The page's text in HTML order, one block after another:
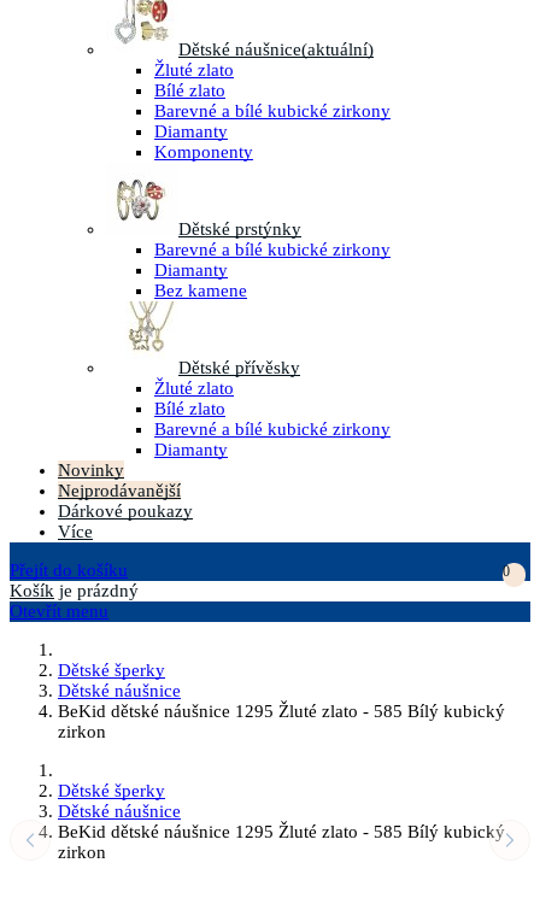
Dětské náušnice(aktuální)
Žluté zlato
Bílé zlato
Barevné a bílé kubické zirkony
Diamanty
Komponenty
Dětské prstýnky
Barevné a bílé kubické zirkony
Diamanty
Bez kamene
Dětské přívěsky
Žluté zlato
Bílé zlato
Barevné a bílé kubické zirkony
Diamanty
Novinky
Nejprodávanější
Dárkové poukazy
Více
Přejít do košíku
0
Košík je prázdný
Otevřít menu
Dětské šperky
Dětské náušnice
BeKid dětské náušnice 1295 Žluté zlato - 585 Bílý kubický
zirkon
Dětské šperky
Dětské náušnice
BeKid dětské náušnice 1295 Žluté zlato - 585 Bílý kubický
zirkon